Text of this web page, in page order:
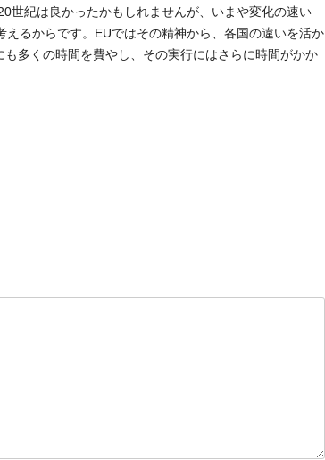
世紀は良かったかもしれませんが、いまや変化の速い
るからです。EUではその精神から、各国の違いを活か
多くの時間を費やし、その実行にはさらに時間がかか